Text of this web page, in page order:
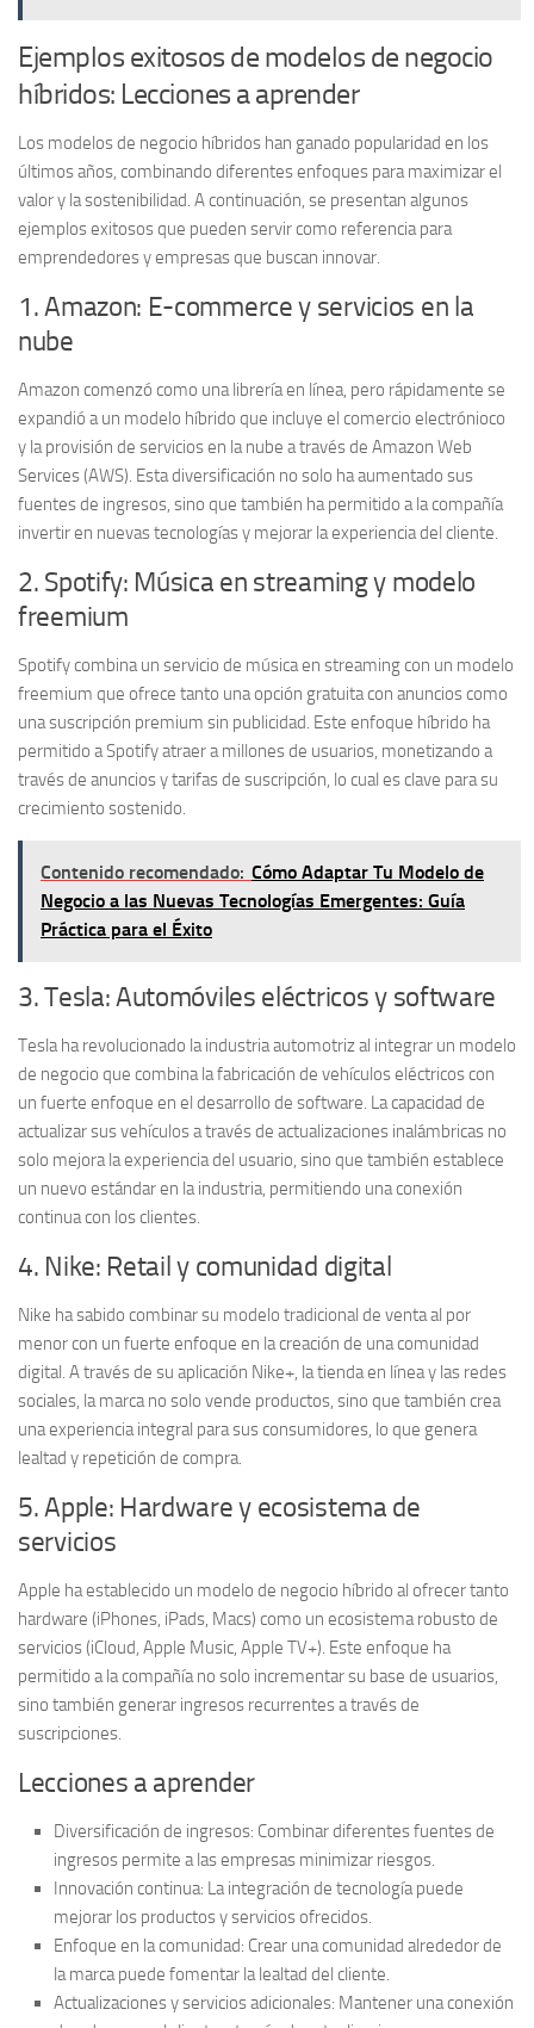
Ejemplos exitosos de modelos de negocio
híbridos: Lecciones a aprender
Los modelos de negocio híbridos han ganado popularidad en los
últimos años, combinando diferentes enfoques para maximizar el
valor y la sostenibilidad. A continuación, se presentan algunos
ejemplos exitosos que pueden servir como referencia para
emprendedores y empresas que buscan innovar.
1. Amazon: E-commerce y servicios en la
nube
Amazon comenzó como una librería en línea, pero rápidamente se
expandió a un modelo híbrido que incluye el comercio electrónioco
y la provisión de servicios en la nube a través de Amazon Web
Services (AWS). Esta diversificación no solo ha aumentado sus
fuentes de ingresos, sino que también ha permitido a la compañía
invertir en nuevas tecnologías y mejorar la experiencia del cliente.
2. Spotify: Música en streaming y modelo
freemium
Spotify combina un servicio de música en streamingcon un modelo
freemium que ofrece tanto una opción gratuita con anuncios como
una suscripción premium sin publicidad. Este enfoque híbrido ha
permitido a Spotify atraer a millones de usuarios, monetizando a
través de anuncios y tarifas de suscripción, lo cual es clave para su
crecimiento sostenido.
Contenido recomendado: Cómo Adaptar Tu Modelo de
Negocio a las Nuevas Tecnologías Emergentes: Guía
Práctica para el Éxito
3. Tesla: Automóviles eléctricos y software
Tesla ha revolucionado la industria automotriz al integrar un modelo
de negocio que combina la fabricación de vehículos eléctricos con
un fuerte enfoque en el desarrollo de software. La capacidad de
actualizar sus vehículos a través de actualizaciones inalámbricas no
solo mejora la experiencia del usuario, sino que también establece
un nuevo estándar en la industria, permitiendo una conexión
continua con los clientes.
4. Nike: Retail y comunidad digital
Nike ha sabido combinar su modelo tradicional de venta al por
menor con un fuerte enfoque en la creación de una comunidad
digital. A través de su aplicación Nike+, la tienda en línea y las redes
sociales, la marca no solo vende productos, sino que también crea
una experiencia integral para sus consumidores, lo que genera
lealtad y repetición de compra.
5. Apple: Hardware y ecosistema de
servicios
Apple ha establecido un modelo de negocio híbrido al ofrecer tanto
hardware (iPhones, iPads, Macs) como un ecosistema robusto de
servicios (iCloud, Apple Music, Apple TV+). Este enfoque ha
permitido a la compañía no solo incrementar su base de usuarios,
sino también generar ingresos recurrentes a través de
suscripciones.
Lecciones a aprender
Diversificación de ingresos: Combinar diferentes fuentes de
ingresos permite a las empresas minimizar riesgos.
Innovación continua: La integración de tecnología puede
mejorar los productos y servicios ofrecidos.
Enfoque en la comunidad: Crear una comunidad alrededor de
la marca puede fomentar la lealtad del cliente.
Actualizaciones y servicios adicionales: Mantener una conexión